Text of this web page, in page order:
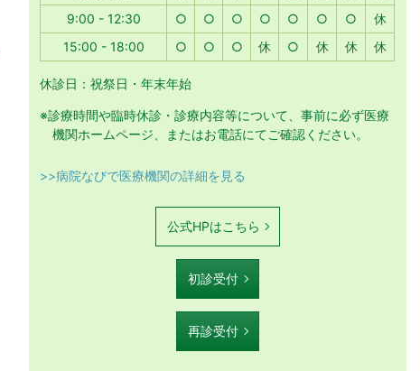
9:00 - 12:30
○ ○ ○ ○ ○ ○ ○
休
15:00 - 18:00
○ ○ ○ 休 ○ 休 休 休
休診日：祝祭日・年末年始
※診療時間や臨時休診・診療内容等について、事前に必ず医療
機関ホームページ、またはお電話にてご確認ください。
>>病院なびで医療機関の詳細を見る
公式HPはこちら
初診受付
再診受付